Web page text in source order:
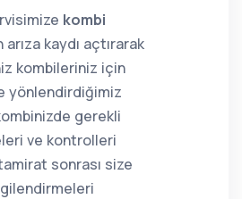
kombi
arıza kaydı açtırarak
kombileriniz için
yönlendirdiğimiz
gerekli
ve kontrolleri
sonrası size